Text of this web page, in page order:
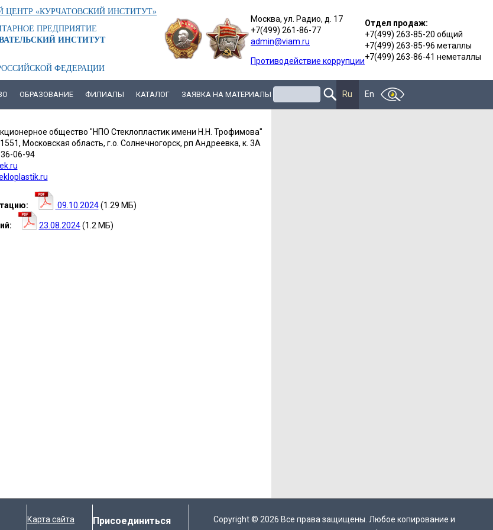
«КУРЧАТОВСКИЙ ИНСТИТУТ»
ПРЕДПРИЯТИЕ
ИНСТИТУТ
ФЕДЕРАЦИИ
Москва, ул. Радио, д. 17
+7(499) 261-86-77
admin@viam.ru
Противодействие коррупции
Отдел продаж:
+7(499) 263-85-20 общий
+7(499) 263-85-96 металлы
+7(499) 263-86-41 неметаллы
ОБРАЗОВАНИЕ ФИЛИАЛЫ КАТАЛОГ ЗАЯВКА НА МАТЕРИАЛЫ Ru En
общество "НПО Стеклопластик имени Н.Н. Трофимова"
Московская область, г.о. Солнечногорск, рп Андреевка, к. 3А
06-94
09.10.2024 (1.29 МБ)
23.08.2024 (1.2 МБ)
Карта сайта Присоединиться Copyright © 2026 Все права защищены. Любое копирование и